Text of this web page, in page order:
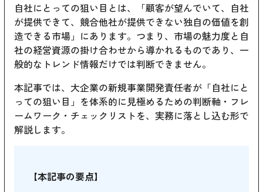
自社にとっての狙い目とは、「顧客が望んでいて、自社
が提供できて、競合他社が提供できない独自の価値を創
造できる市場」にあります。つまり、市場の魅力度と自
社の経営資源の掛け合わせから導かれるものであり、一
般的なトレンド情報だけでは判断できません。
本記事では、大企業の新規事業開発責任者が「自社にと
っての狙い目」を体系的に見極めるための判断軸・フレ
ームワーク・チェックリストを、実務に落とし込む形で
解説します。
【本記事の要点】